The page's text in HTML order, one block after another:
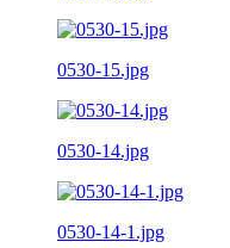
0530-15.jpg
0530-14.jpg
0530-14-1.jpg